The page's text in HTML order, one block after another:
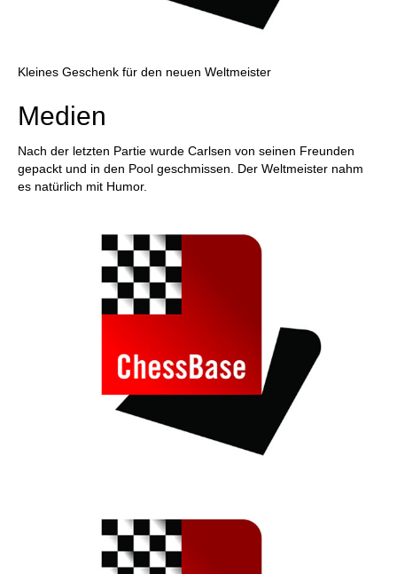
Kleines Geschenk für den neuen Weltmeister
Medien
Nach der letzten Partie wurde Carlsen von seinen Freunden
gepackt und in den Pool geschmissen. Der Weltmeister nahm
es natürlich mit Humor.